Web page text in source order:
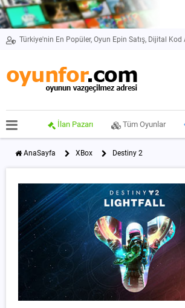
Türkiye'nin En Popüler, Oyun Epin Satış, Dijital Kod
İlan Pazarı Tüm Oyunlar
AnaSayfa XBox Destiny 2